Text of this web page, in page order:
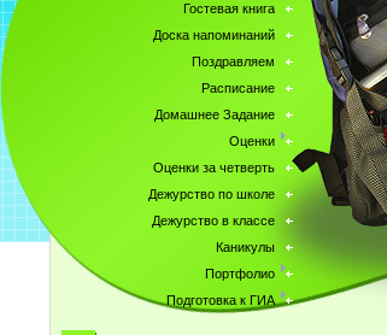
Гостевая книга
Доска напоминаний
Поздравляем
Расписание
Домашнее Задание
Оценки
Оценки за четверть
Дежурство по школе
Дежурство в классе
Каникулы
Портфолио
Подготовка к ГИА